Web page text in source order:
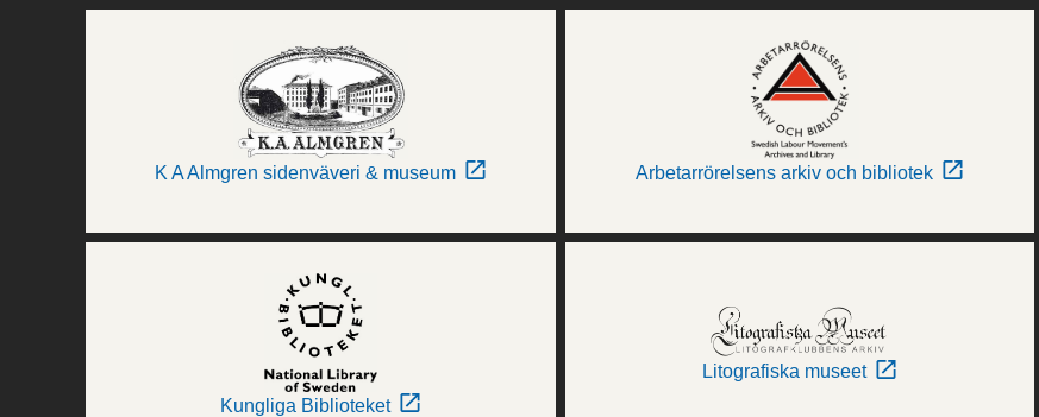
K A Almgren sidenväveri & museum Arbetarrörelsens arkiv och bibliotek
Kungliga Biblioteket
Litografiska museet